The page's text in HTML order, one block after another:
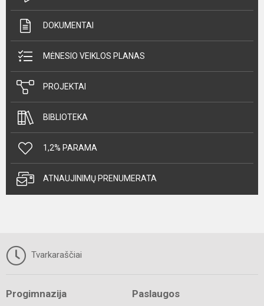
DOKUMENTAI
MĖNESIO VEIKLOS PLANAS
PROJEKTAI
BIBLIOTEKA
1,2% PARAMA
ATNAUJINIMŲ PRENUMERATA
Tvarkaraščiai
Progimnazija Paslaugos